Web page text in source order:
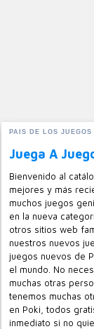
PAIS DE LOS JUEGOS
Juega A
Bienvenido al
mejores y más
muchos juegos
en la nueva
otros sitios web
nuestros nuevos
juegos nuevos de
el mundo. No
muchas otras
tenemos muchas
en Poki, todos
inmediato si no